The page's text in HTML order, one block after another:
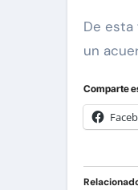
De esta
un
Comparte